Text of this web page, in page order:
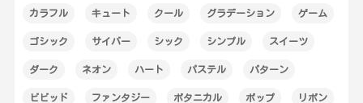
カラフル キュート クール グラデーション ゲーム
ゴシック サイバー シック シンプル スイーツ
ダーク ネオン ハート パステル パターン
ビビッド ファンタジー ボタニカル ポップ リボン